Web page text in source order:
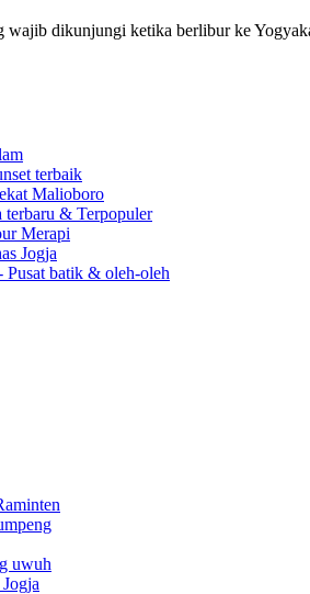
wajib dikunjungi ketika berlibur ke
terbaik
Malioboro
terbaru & Terpopuler
Merapi
Jogja
Pusat batik & oleh-oleh
uwuh